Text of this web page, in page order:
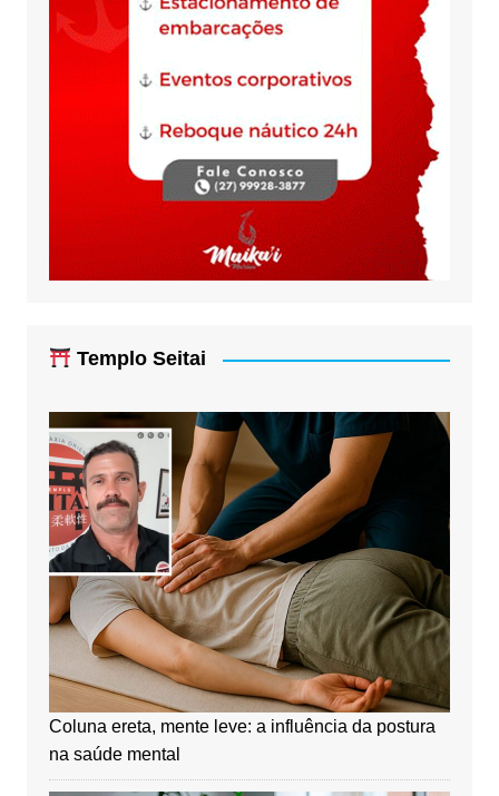
Templo Seitai
Coluna ereta, mente leve: a influência da postura
na saúde mental